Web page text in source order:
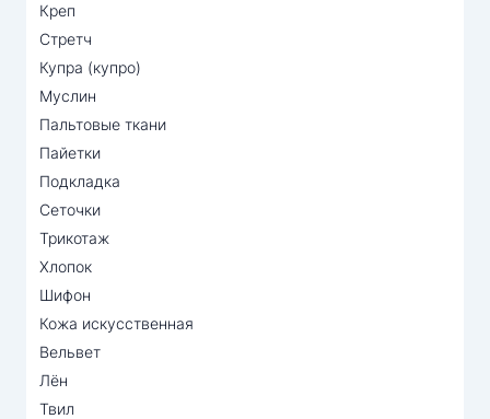
Креп
Стретч
Купра (купро)
Муслин
Пальтовые ткани
Пайетки
Подкладка
Сеточки
Трикотаж
Хлопок
Шифон
Кожа искусственная
Вельвет
Лён
Твил